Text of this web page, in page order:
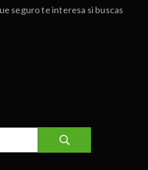
seguro te interesa si buscas